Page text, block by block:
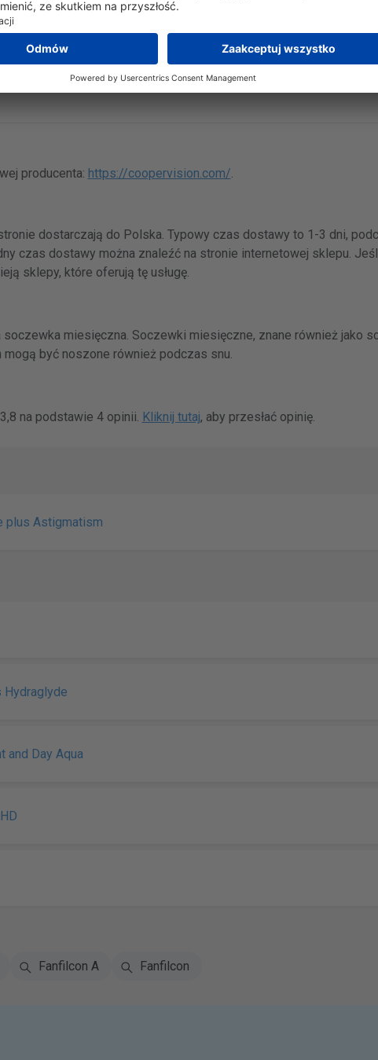
producenta: https://coopervision.com/.
dostarczają do Polska. Typowy czas dostawy to 1-3 dni,
czas dostawy można znaleźć na stronie internetowej sklepu.
sklepy, które oferują tę usługę.
miesięczna. Soczewki miesięczne, znane również jako
być noszone również podczas snu.
na podstawie 4 opinii. Kliknij tutaj, aby przesłać opinię.
plus Astigmatism
Hydraglyde
and Day Aqua
Fanfilcon A Fanfilcon